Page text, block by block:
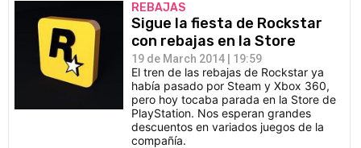
REBAJAS
Sigue la fiesta de Rockstar
con rebajas en la Store
19 de March 2014 | 19:59
El tren de las rebajas de Rockstar ya
había pasado por Steam y Xbox 360,
pero hoy tocaba parada en la Store de
PlayStation. Nos esperan grandes
descuentos en variados juegos de la
compañía.